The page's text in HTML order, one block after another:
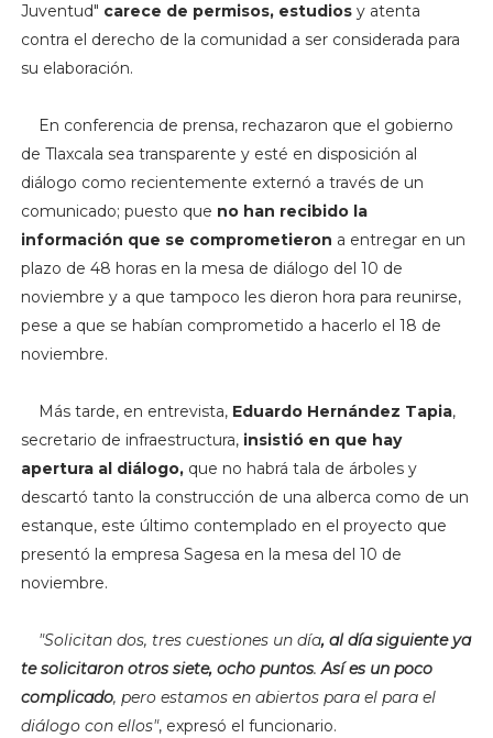
Juventud" carece de permisos, estudiosy atenta
contra el derecho de la comunidad a ser considerada para
su elaboración.
En conferencia de prensa, rechazaron que el gobierno
de Tlaxcala sea transparente y esté en disposición al
diálogo como recientemente externó a través de un
comunicado; puesto que no han recibido la
información que se comprometieron a entregar en un
plazo de 48 horas en la mesa de diálogo del 10 de
noviembre y a que tampoco les dieron hora para reunirse,
pese a que se habían comprometido a hacerlo el 18 de
noviembre.
Más tarde, en entrevista, Eduardo Hernández Tapia,
secretario de infraestructura, insistió en que hay
apertura al diálogo,que no habrá tala de árboles y
descartó tanto la construcción de una alberca como de un
estanque, este último contemplado en el proyecto que
presentó la empresa Sagesa en la mesa del 10 de
noviembre.
"Solicitan dos, tres cuestiones un día, al día siguiente ya
te solicitaron otros siete, ocho puntos.Así es un poco
complicado, pero estamos en abiertos para el para el
diálogo con ellos", expresó el funcionario.